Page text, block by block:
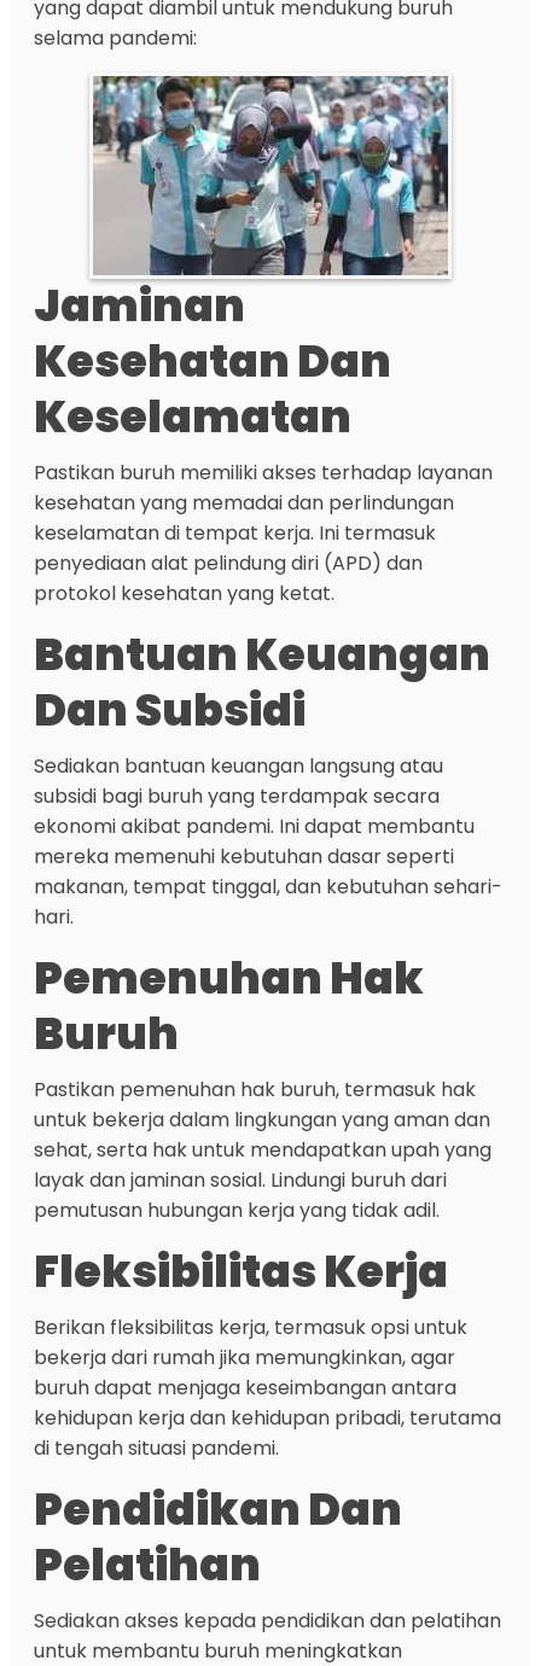
yang dapat diambil untuk mendukung buruh
selama pandemi:
Jaminan
Kesehatan Dan
Keselamatan
Pastikan buruh memiliki akses terhadap layanan
kesehatan yang memadai dan perlindungan
keselamatan di tempat kerja. Ini termasuk
penyediaan alat pelindung diri (APD) dan
protokol kesehatan yang ketat.
Bantuan Keuangan
Dan Subsidi
Sediakan bantuan keuangan langsung atau
subsidi bagi buruh yang terdampak secara
ekonomi akibat pandemi. Ini dapat membantu
mereka memenuhi kebutuhan dasar seperti
makanan, tempat tinggal, dan kebutuhan sehari-
hari.
Pemenuhan Hak
Buruh
Pastikan pemenuhan hak buruh, termasuk hak
untuk bekerja dalam lingkungan yang aman dan
sehat, serta hak untuk mendapatkan upah yang
layak dan jaminan sosial. Lindungi buruh dari
pemutusan hubungan kerja yang tidak adil.
Fleksibilitas Kerja
Berikan fleksibilitas kerja, termasuk opsi untuk
bekerja dari rumah jika memungkinkan, agar
buruh dapat menjaga keseimbangan antara
kehidupan kerja dan kehidupan pribadi, terutama
di tengah situasi pandemi.
Pendidikan Dan
Pelatihan
Sediakan akses kepada pendidikan dan pelatihan
untuk membantu buruh meningkatkan